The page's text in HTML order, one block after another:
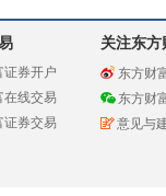
证券开户
在线交易
证券交易
关注东方
东方财
东方财
意见与